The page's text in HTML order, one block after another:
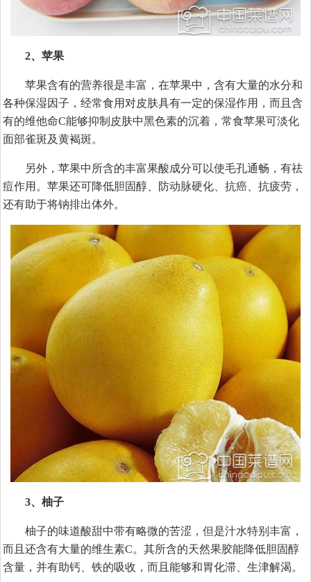
2、苹果
苹果含有的营养很是丰富，在苹果中，含有大量的水分和
各种保湿因子，经常食用对皮肤具有一定的保湿作用，而且含
有的维他命C能够抑制皮肤中黑色素的沉着，常食苹果可淡化
面部雀斑及黄褐斑。
另外，苹果中所含的丰富果酸成分可以使毛孔通畅，有祛
痘作用。苹果还可降低胆固醇、防动脉硬化、抗癌、抗疲劳，
还有助于将钠排出体外。
3、柚子
柚子的味道酸甜中带有略微的苦涩，但是汁水特别丰富，
而且还含有大量的维生素C。其所含的天然果胶能降低胆固醇
含量，并有助钙、铁的吸收，而且能够和胃化滞、生津解渴。